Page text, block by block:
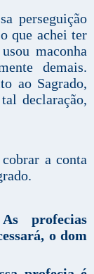
perseguição
que achei ter
maconha
demais.
ao Sagrado,
declaração,
a conta
profecias
o dom